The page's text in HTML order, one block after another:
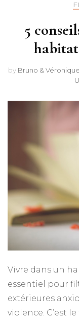
5
by Bruno &
Vivre dans un
essentiel pour
extérieures
violence. C’est